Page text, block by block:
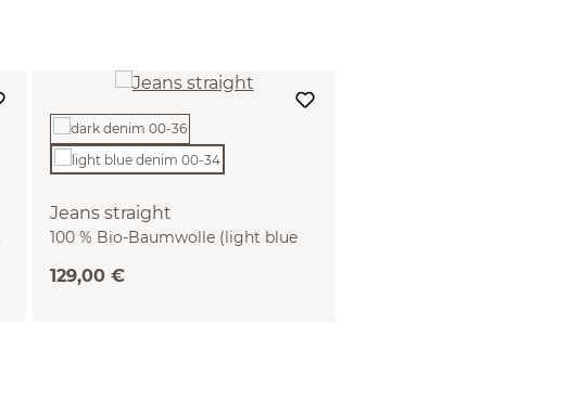
Jeans straight
100 % Bio-Baumwolle (light blue
129,00 €